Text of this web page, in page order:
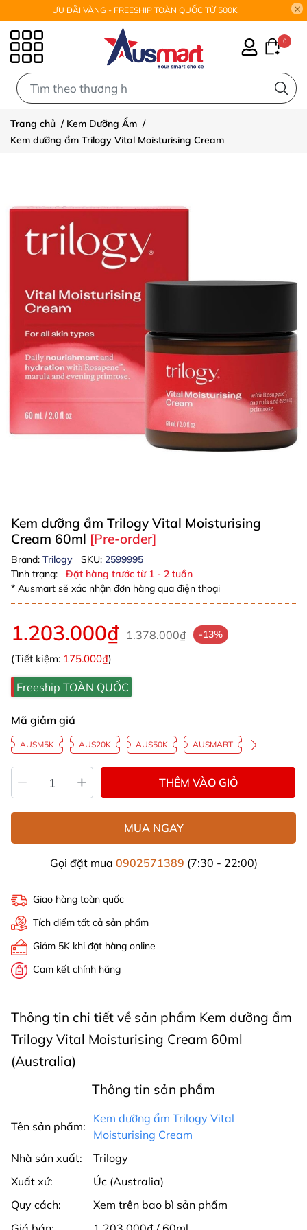
ƯU ĐÃI VÀNG - FREESHIP TOÀN QUỐC TỪ 500K
0
Trang chủ / Kem Dưỡng Ẩm /
Kem dưỡng ẩm Trilogy Vital Moisturising Cream
Kem dưỡng ẩm Trilogy Vital Moisturising
Cream 60ml [Pre-order]
Brand: Trilogy SKU: 2599995
Tình trạng:
Đặt hàng trước từ 1 - 2 tuần
* Ausmart sẽ xác nhận đơn hàng qua điện thoại
1.203.000₫ 1.378.000₫ -13%
(Tiết kiệm: 175.000₫)
Freeship TOÀN QUỐC
Mã giảm giá
AUSM5K AUS20K AUS50K AUSMART
THÊM VÀO GIỎ
MUA NGAY
Gọi đặt mua 0902571389 (7:30 - 22:00)
Giao hàng toàn quốc
Tích điểm tất cả sản phẩm
Giảm 5K khi đặt hàng online
Cam kết chính hãng
Thông tin chi tiết về sản phẩm Kem dưỡng ẩm
Trilogy Vital Moisturising Cream 60ml
(Australia)
Thông tin sản phẩm
Tên sản phẩm:
Kem dưỡng ẩm Trilogy Vital
Moisturising Cream
Nhà sản xuất:
Trilogy
Xuất xứ:
Úc (Australia)
Quy cách:
Xem trên bao bì sản phẩm